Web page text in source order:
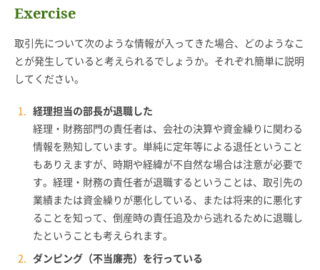
Exercise
取引先について次のような情報が入ってきた場合、どのようなこ
とが発生していると考えられるでしょうか。それぞれ簡単に説明
してください。
経理担当の部長が退職した
経理・財務部門の責任者は、会社の決算や資金繰りに関わる
情報を熟知しています。単純に定年等による退任ということ
もありえますが、時期や経緯が不自然な場合は注意が必要で
す。経理・財務の責任者が退職するということは、取引先の
業績または資金繰りが悪化している、または将来的に悪化す
ることを知って、倒産時の責任追及から逃れるために退職し
たということも考えられます。
ダンピング（不当廉売）を行っている